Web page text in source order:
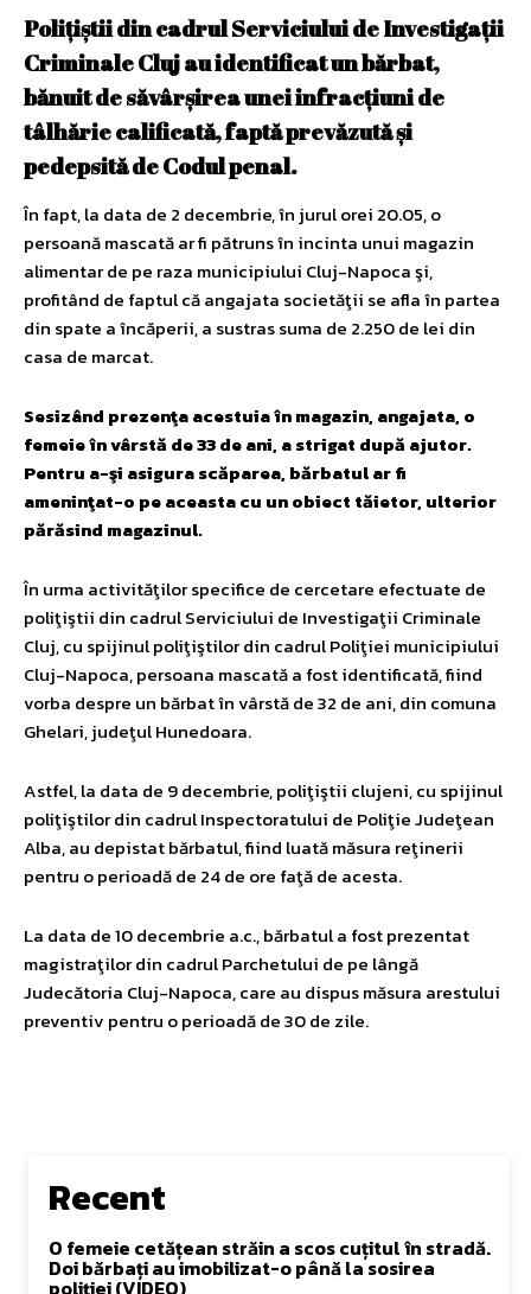
Poliţiştii din cadrul Serviciului de Investigaţii
Criminale Cluj au identificat un bărbat,
bănuit de săvârşirea unei infracţiuni de
tâlhărie calificată, faptă prevăzută şi
pedepsită de Codul penal.
În fapt, la data de 2 decembrie, în jurul orei 20.05, o
persoană mascată ar fi pătruns în incinta unui magazin
alimentar de pe raza municipiului Cluj-Napoca şi,
profitând de faptul că angajata societăţii se afla în partea
din spate a încăperii, a sustras suma de 2.250 de lei din
casa de marcat.
Sesizând prezenţa acestuia în magazin, angajata, o
femeie în vârstă de 33 de ani, a strigat după ajutor.
Pentru a-şi asigura scăparea, bărbatul ar fi
ameninţat-o pe aceasta cu un obiect tăietor, ulterior
părăsind magazinul.
În urma activităţilor specifice de cercetare efectuate de
poliţiştii din cadrul Serviciului de Investigaţii Criminale
Cluj, cu spijinul poliţiştilor din cadrul Poliţiei municipiului
Cluj-Napoca, persoana mascată a fost identificată, fiind
vorba despre un bărbat în vârstă de 32 de ani, din comuna
Ghelari, judeţul Hunedoara.
Astfel, la data de 9 decembrie, poliţiştii clujeni, cu spijinul
poliţiştilor din cadrul Inspectoratului de Poliţie Judeţean
Alba, au depistat bărbatul, fiind luată măsura reţinerii
pentru o perioadă de 24 de ore faţă de acesta.
La data de 10 decembrie a.c., bărbatul a fost prezentat
magistraţilor din cadrul Parchetului de pe lângă
Judecătoria Cluj-Napoca, care au dispus măsura arestului
preventiv pentru o perioadă de 30 de zile.
Recent
O femeie cetățean străin a scos cuțitul în stradă.
Doi bărbați au imobilizat-o până la sosirea
poliției (VIDEO)